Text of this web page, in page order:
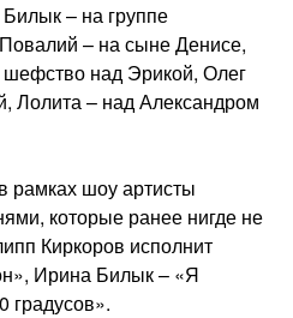
– на группе
– на сыне Денисе,
над Эрикой, Олег
Лолита – над Александром
рамках шоу артисты
которые ранее нигде не
Киркоров исполнит
Ирина Билык – «Я
градусов».